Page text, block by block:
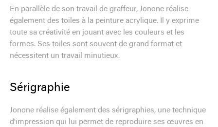
En parallèle de son travail de graffeur, Jonone réalise
également des toiles à la peinture acrylique. Il y exprime
toute sa créativité en jouant avec les couleurs et les
formes. Ses toiles sont souvent de grand format et
nécessitent un travail minutieux.
Sérigraphie
Jonone réalise également des sérigraphies, une technique
d'impression qui lui permet de reproduire ses œuvres en